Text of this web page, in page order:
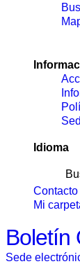
Idioma
Contacto
Mi
Boletín
Sede